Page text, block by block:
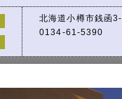
北海道小樽市銭函
0134-61-5390